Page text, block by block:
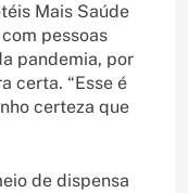
Mais Saúde
pessoas
pandemia, por
certa. “Esse é
certeza que
de dispensa